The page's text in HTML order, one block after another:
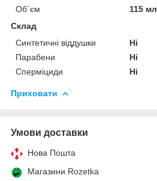
Об`єм
115 мл
Склад
Синтетичні віддушки
Ні
Парабени
Ні
Сперміциди
Ні
Приховати
Умови доставки
Нова Пошта
Магазини Rozetka